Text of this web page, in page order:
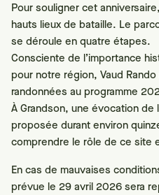
Pour souligner cet
hauts lieux de bataille. Le
se déroule en quatre étapes.
Consciente de l’importance
pour notre région, Vaud
randonnées au programme
À Grandson, une évocation de
proposée durant environ
comprendre le rôle de ce site
En cas de mauvaises
prévue le 29 avril 2026 sera